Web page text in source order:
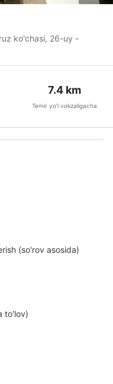
ko'chasi, 26-uy -
7.4 km
Temir yo’l vokzaligacha
(so'rov asosida)
to'lov)